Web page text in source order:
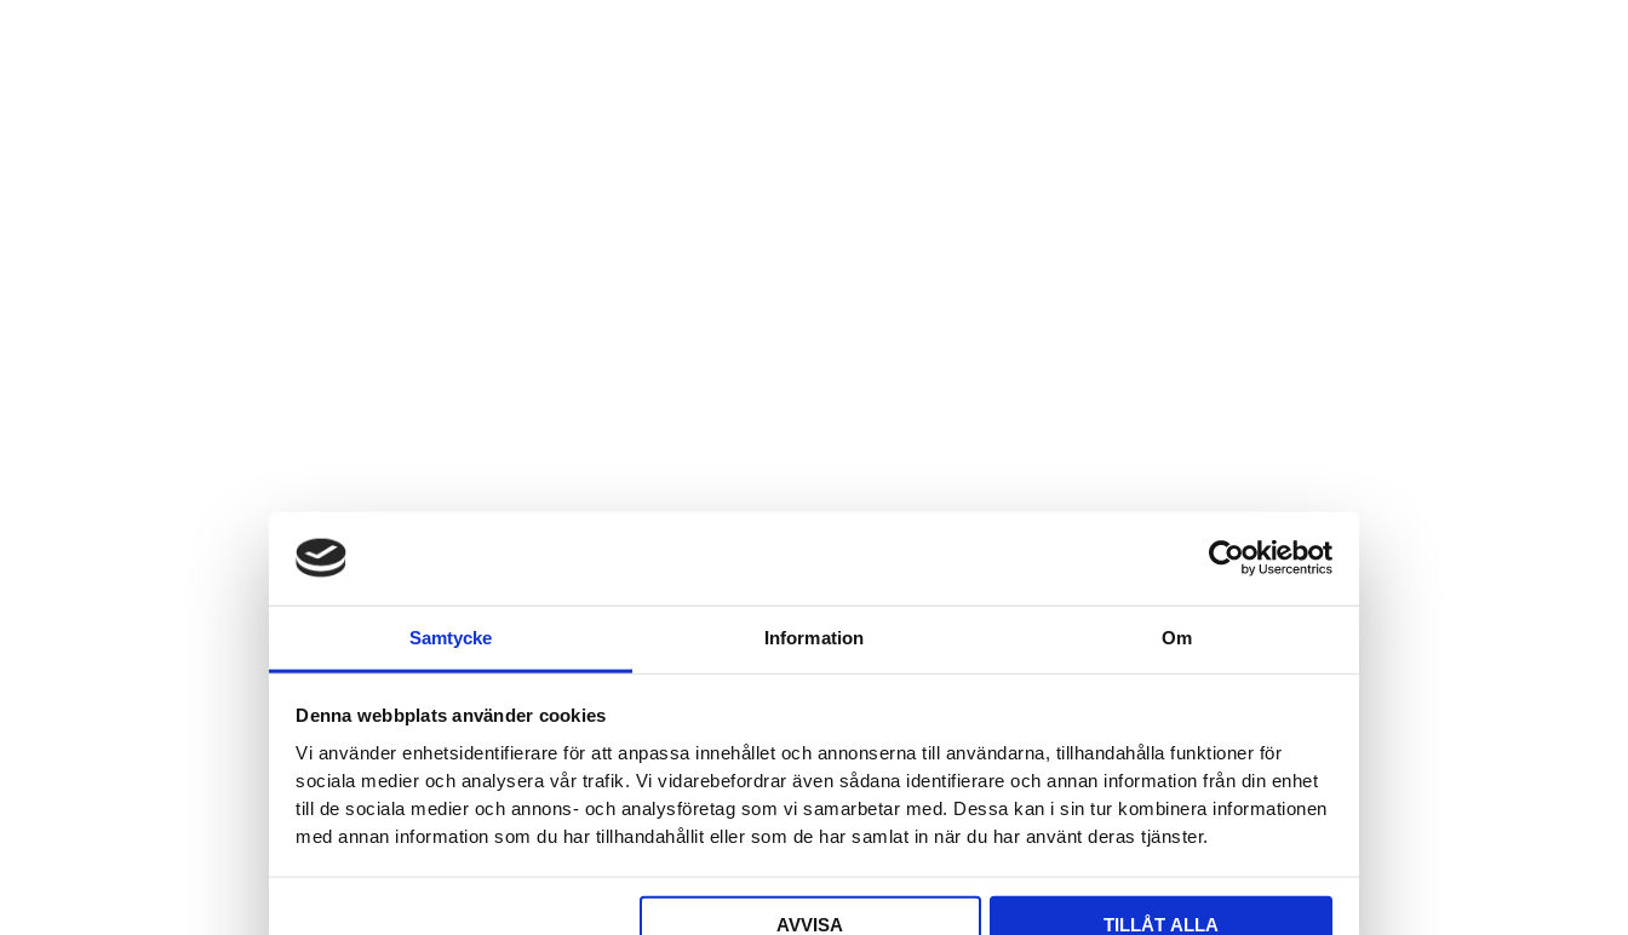
Samtycke Information Om
Denna webbplats använder cookies
Vi använder enhetsidentifierare för att anpassa innehållet och annonserna till användarna, tillhandahålla funktioner för
sociala medier och analysera vår trafik. Vi vidarebefordrar även sådana identifierare och annan information från din enhet
till de sociala medier och annons- och analysföretag som vi samarbetar med. Dessa kan i sin tur kombinera informationen
med annan information som du har tillhandahållit eller som de har samlat in när du har använt deras tjänster.
AVVISA TILLÅT ALLA
Detta fält är dolt när formuläret visas
Ditt namn*
E-post